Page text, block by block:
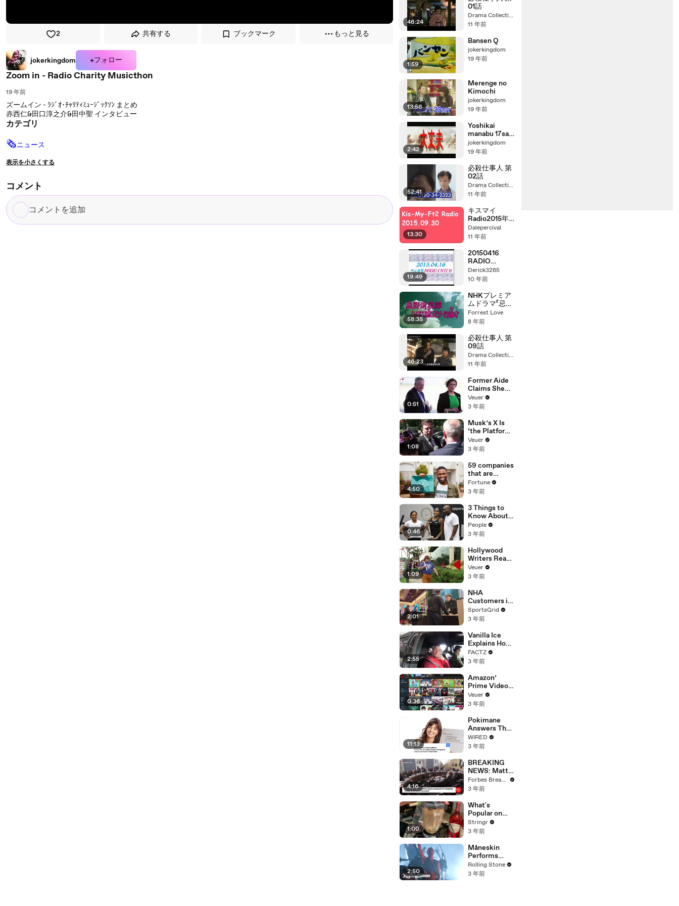
2 共有する ブックマーク もっと見る
jokerkingdom +フォロー
Zoom in - Radio Charity Musicthon
19 年前
ズームイン - ﾗｼﾞｵ･ﾁｬﾘﾃｨﾐｭｰｼﾞｯｸｿﾝ まとめ
赤西仁&田口淳之介&田中聖 インタビュー
カテゴリ
🗞ニュース
表示を小さくする
コメント
コ
メ
楽ライブ ゲ
スト：加藤和
彦 山本潤子 泉
谷しげる 尾崎
亜美 (NHK
1h28m00s)
46:24
01話
Drama Collection
11 年前
1:59
Bansen Q
jokerkingdom
19 年前
13:56
Merenge no
Kimochi
jokerkingdom
19 年前
2:42
Yoshikai
manabu 17sai
(MAD) - SID
jokerkingdom
19 年前
52:41
必殺仕事人 第
02話
Drama Collection
11 年前
13:30
キスマイ
Radio2015年9
月30日 二階堂
高嗣×宮田俊哉
Dalepercival
11 年前
19:49
20150416
RADIO
CATCH ゲス
ト 平野紫耀 髙
樹 神宮寺勇太
Derick3265
10 年前
58:35
NHKプレミア
ムドラマ「忌野
清志郎 トラン
ジスタ・ラジ
Forrest Love
8 年前
46:23
必殺仕事人 第
09話
Drama Collection
11 年前
0:51
Former Aide
Claims She
Was Asked to
Make a ‘Hit
Trump
Veuer
3 年前
1:08
Musk’s X Is
‘the Platform
With the
Largest Ratio
Misinformatio
n or
Disinformatio
n’ Amongst
All Social
Media
Platforms
Veuer
3 年前
4:50
59 companies
that are
changing the
world: From
Chobani
Fortune
3 年前
0:46
3 Things to
Know About
Coco Gauff's
Parents
People
3 年前
1:09
Hollywood
Writers Reach
‘Tentative
Agreement’
After 146 Day
Strike
Veuer
3 年前
2:01
NHA
Customers in
Limbo as
Company
Potential
Merger
SportsGrid
3 年前
2:55
Vanilla Ice
Explains How
the 90’s
Shaped
FACTZ
3 年前
0:36
Amazon’
Prime Video
Will Show
Commercials
Year
Veuer
3 年前
11:13
Pokimane
Answers The
Web's Most
Searched
WIRED
3 年前
4:16
BREAKING
NEWS: Matt
Gaetz Tells
House
'I'm Not Going
To Vote For A
Continuing
Resolution'
Forbes Breaking News
3 年前
1:00
What's
Popular on
Uber Eats?
Stringr
3 年前
2:50
Måneskin
Performs
"HONEY" at
MSG
Rolling Stone
3 年前